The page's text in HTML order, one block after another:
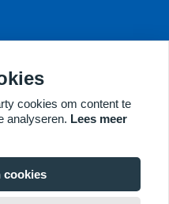
Equipment Co.,LTD.
cookies om content te
analyseren. Lees meer
cookies